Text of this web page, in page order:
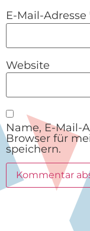
E-Mail-Adresse
Website
Name, E-Mail-
Browser für
speichern.